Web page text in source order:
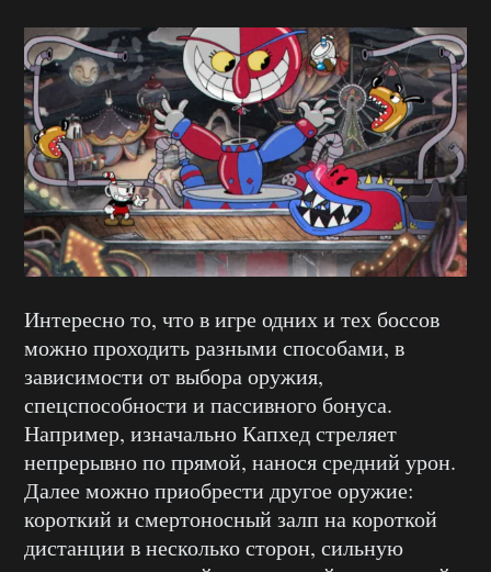
Интересно то, что в игре одних и тех боссов
можно проходить разными способами, в
зависимости от выбора оружия,
спецспособности и пассивного бонуса.
Например, изначально Капхед стреляет
непрерывно по прямой, нанося средний урон.
Далее можно приобрести другое оружие:
короткий и смертоносный залп на короткой
дистанции в несколько сторон, сильную